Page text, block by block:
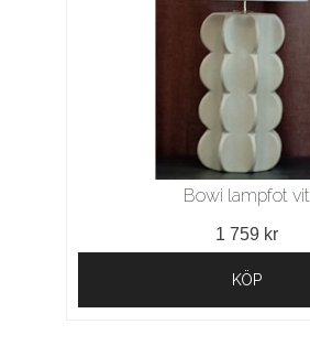
Bowi lampfot vit
1 759 kr
KÖP